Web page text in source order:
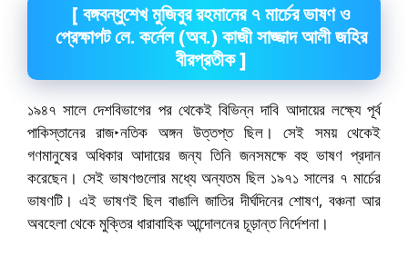
[ বঙ্গবন্ধুশেখ মুজিবুর রহমানের ৭ মার্চের ভাষণ ও
প্রেক্ষাপট লে. কর্নেল (অব.) কাজী সাজ্জাদ আলী জহির
বীরপ্রতীক ]
১৯৪৭ সালে দেশবিভাগের পর থেকেই বিভিন্ন দাবি আদায়ের লক্ষ্যে পূর্ব
পাকিস্তানের রাজ‣নতিক অঙ্গন উত্তপ্ত ছিল। সেই সময় থেকেই
গণমানুষের অধিকার আদায়ের জন্য তিনি জনসমক্ষে বহু ভাষণ প্রদান
করেছেন। সেই ভাষণগুলোর মধ্যে অন্যতম ছিল ১৯৭১ সালের ৭ মার্চের
ভাষণটি। এই ভাষণই ছিল বাঙালি জাতির দীর্ঘদিনের শোষণ, বঞ্চনা আর
অবহেলা থেকে মুক্তির ধারাবাহিক আন্দোলনের চূড়ান্ত নির্দেশনা।